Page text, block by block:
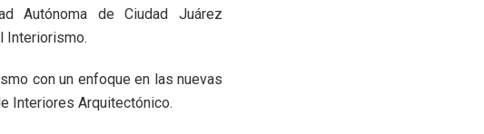
Autónoma de Ciudad Juárez
Interiorismo.
con un enfoque en las nuevas
Interiores Arquitectónico.